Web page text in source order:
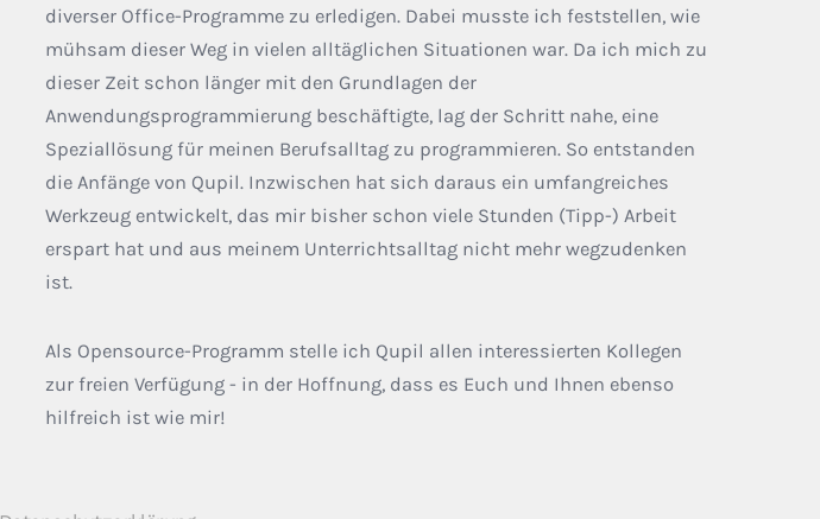
diverser Office-Programme zu erledigen. Dabei musste ich feststellen, wie
mühsam dieser Weg in vielen alltäglichen Situationen war. Da ich mich zu
dieser Zeit schon länger mit den Grundlagen der
Anwendungsprogrammierung beschäftigte, lag der Schritt nahe, eine
Speziallösung für meinen Berufsalltag zu programmieren. So entstanden
die Anfänge von Qupil. Inzwischen hat sich daraus ein umfangreiches
Werkzeug entwickelt, das mir bisher schon viele Stunden (Tipp-) Arbeit
erspart hat und aus meinem Unterrichtsalltag nicht mehr wegzudenken
ist.
Als Opensource-Programm stelle ich Qupil allen interessierten Kollegen
zur freien Verfügung - in der Hoffnung, dass es Euch und Ihnen ebenso
hilfreich ist wie mir!